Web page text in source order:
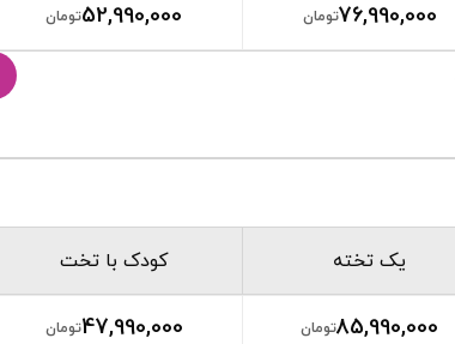
76,990,000تومان 52,990,000تومان
یک تخته کودک با تخت
85,990,000تومان 47,990,000تومان